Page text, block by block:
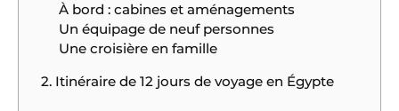
À bord : cabines et aménagements
Un équipage de neuf personnes
Une croisière en famille
2. Itinéraire de 12 jours de voyage en Égypte